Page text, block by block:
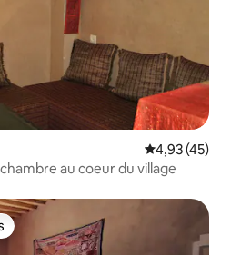
Note
4,93 (45)
au coeur du village